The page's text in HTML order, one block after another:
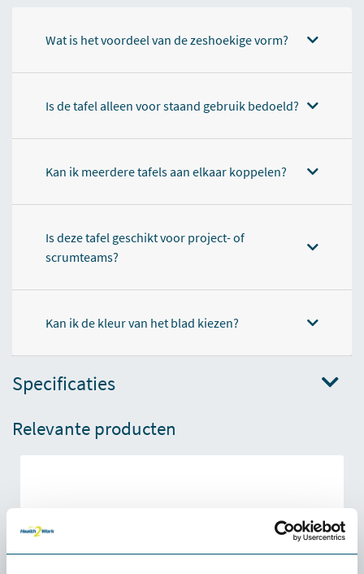
Wat is het voordeel van de zeshoekige vorm?
Is de tafel alleen voor staand gebruik bedoeld?
Kan ik meerdere tafels aan elkaar koppelen?
Is deze tafel geschikt voor project- of
scrumteams?
Kan ik de kleur van het blad kiezen?
Specificaties
Relevante producten